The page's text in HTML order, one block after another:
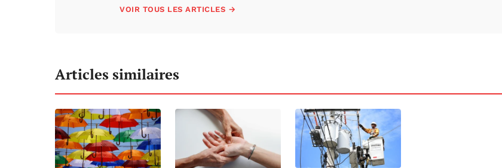
VOIR TOUS LES ARTICLES →
Articles similaires